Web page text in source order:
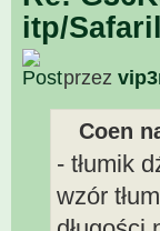
itp/
przez
Coen
- tłumik
wzór